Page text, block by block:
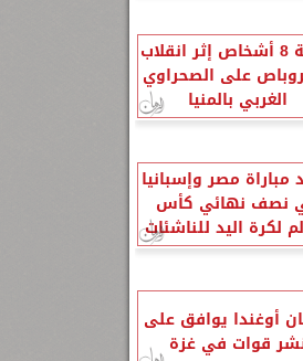
إصابة 8 أشخاص إثر انقلاب
على الصحراوي
الغربي بالمنيا
مباراة مصر وإسبانيا
نصف نهائي كأس
لكرة اليد للناشئات
أوغندا يوافق على
قوات في غزة